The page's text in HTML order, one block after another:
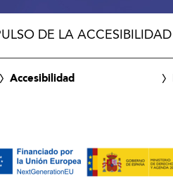
DE LA
Accesibilidad